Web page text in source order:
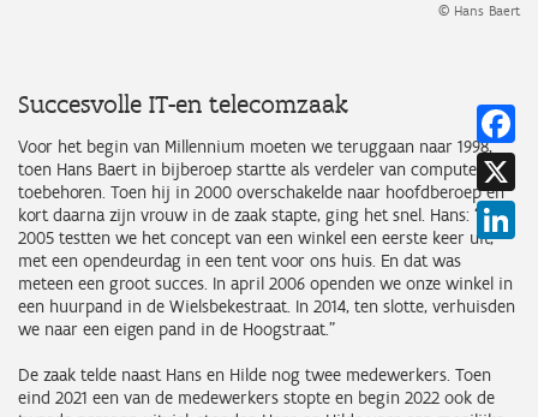
© Hans Baert
Succesvolle IT-en telecomzaak
Voor het begin van Millennium moeten we teruggaan naar 1998,
toen Hans Baert in bijberoep startte als verdeler van computers en
toebehoren. Toen hij in 2000 overschakelde naar hoofdberoep en
kort daarna zijn vrouw in de zaak stapte, ging het snel. Hans: “Eind
2005 testten we het concept van een winkel een eerste keer uit,
met een opendeurdag in een tent voor ons huis. En dat was
meteen een groot succes. In april 2006 openden we onze winkel in
een huurpand in de Wielsbekestraat. In 2014, ten slotte, verhuisden
we naar een eigen pand in de Hoogstraat.”
De zaak telde naast Hans en Hilde nog twee medewerkers. Toen
eind 2021 een van de medewerkers stopte en begin 2022 ook de